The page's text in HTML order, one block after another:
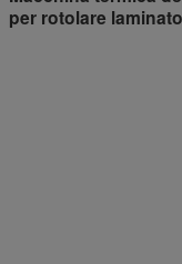
per rotolare